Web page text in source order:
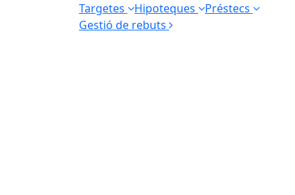
Targetes
Hipoteques
Préstecs
Gestió de rebuts